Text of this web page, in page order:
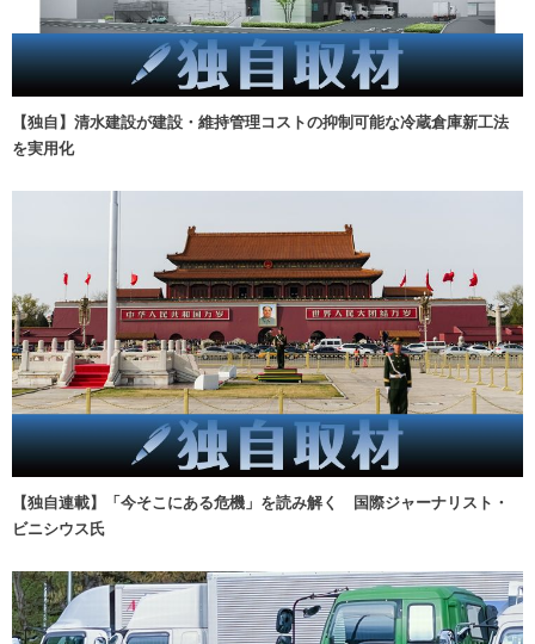
【独自】清水建設が建設・維持管理コストの抑制可能な冷蔵倉庫新工法
を実用化
【独自連載】「今そこにある危機」を読み解く 国際ジャーナリスト・
ビニシウス氏